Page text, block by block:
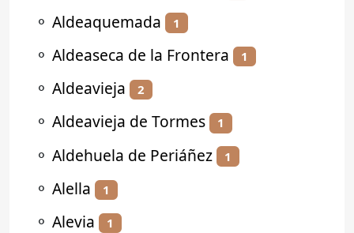
⚬ Aldeaquemada 1
⚬ Aldeaseca de la Frontera 1
⚬ Aldeavieja 2
⚬ Aldeavieja de Tormes 1
⚬ Aldehuela de Periáñez 1
⚬ Alella 1
⚬ Alevia 1